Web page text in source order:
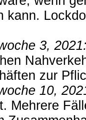
kann.
3,
zur
10,
Mehrere